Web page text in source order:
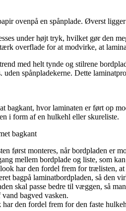
ovenpå en spånplade. Øverst
under højt tryk, hvilket gør den
overflade for at modvirke, at
med helt tynde og stilrene
uden spånpladekerne. Dette
bagkant, hvor laminaten er ført op
i form af en hulkehl eller skureliste.
først monteres, når bordpladen er
mellem bordplade og liste, som
har den fordel frem for trælisten,
bagpå laminatbordpladen, så den
skal passe bedre til væggen, så
bagved vasken.
har den fordel frem for den faste